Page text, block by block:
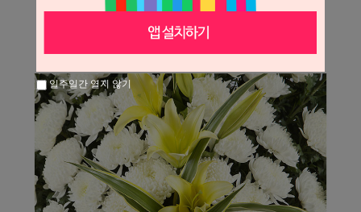
일주일간 열지 않기